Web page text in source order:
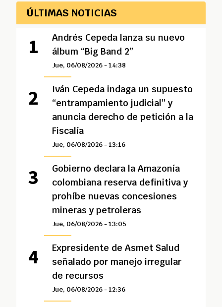
ÚLTIMAS NOTICIAS
Andrés Cepeda lanza su nuevo
álbum “Big Band 2”
Jue, 06/08/2026 - 14:38
Iván Cepeda indaga un supuesto
“entrampamiento judicial” y
anuncia derecho de petición a la
Fiscalía
Jue, 06/08/2026 - 13:16
Gobierno declara la Amazonía
colombiana reserva definitiva y
prohíbe nuevas concesiones
mineras y petroleras
Jue, 06/08/2026 - 13:05
Expresidente de Asmet Salud
señalado por manejo irregular
de recursos
Jue, 06/08/2026 - 12:36